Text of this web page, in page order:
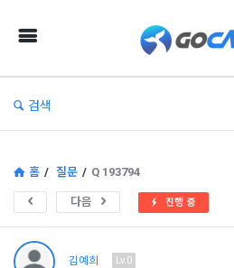
캐
(CAD)
정
보
검색
홈 / 질문 / Q 193794
다음 진행 중
김예희 Lv.0